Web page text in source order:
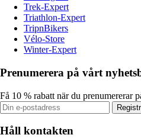
Trek-Expert
Triathlon-Expert
TripnBikers
Vélo-Store
Winter-Expert
Prenumerera på vårt
Få 10 % rabatt när du prenumererar
Håll kontakten